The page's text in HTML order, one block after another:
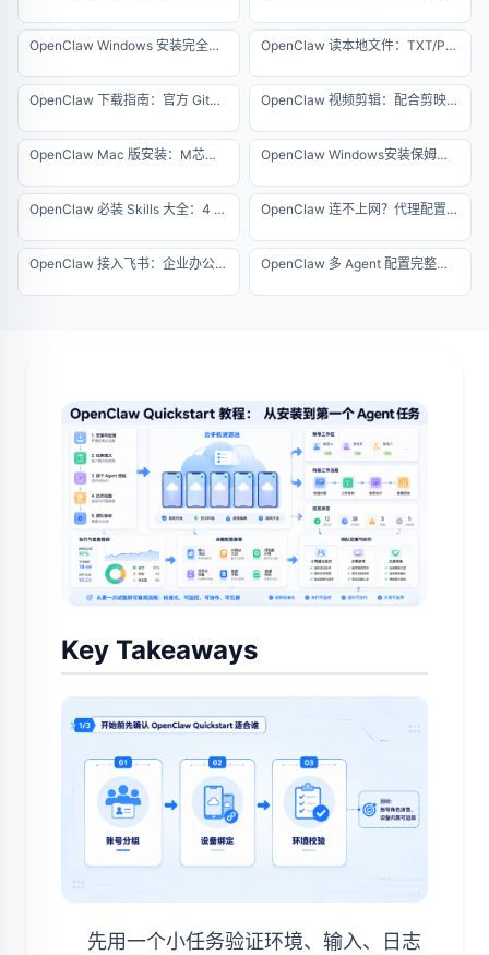
OpenClaw Windows 安装完全指南：从零搭建你的 AI 代理环境 OpenClaw 读本地文件：TXT/PDF/Excel 批量解析指南
OpenClaw 下载指南：官方 GitHub 地址与防伪查杀 OpenClaw 视频剪辑：配合剪映实现半自动化出片
OpenClaw Mac 版安装：M芯片原生一键运行指南 OpenClaw Windows安装保姆级教程，5分钟搞定
OpenClaw 必装 Skills 大全：4 个核心插件安装指南（2026 最新版） OpenClaw 连不上网？代理配置与网络排错大全
OpenClaw 接入飞书：企业办公自动化实战教程 OpenClaw 多 Agent 配置完整教程：一台服务器运行 10 个智能体
Key Takeaways
先用一个小任务验证环境、输入、日志